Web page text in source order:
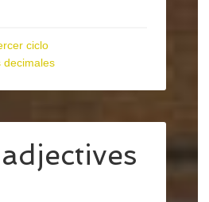
ciclo
decimales